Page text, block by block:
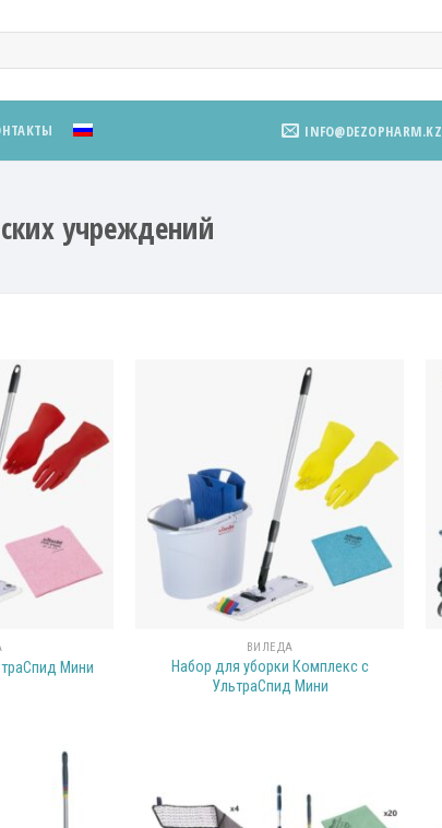
INFO@DEZOPHARM.KZ
учреждений
Мини
ВИЛЕДА
Набор для уборки Комплекс с
УльтраСпид Мини